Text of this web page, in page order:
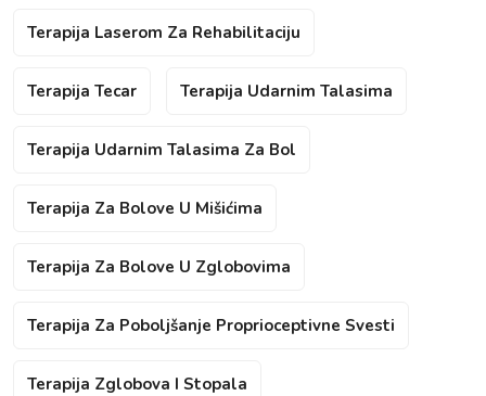
Terapija Laserom Za Rehabilitaciju
Terapija Tecar Terapija Udarnim Talasima
Terapija Udarnim Talasima Za Bol
Terapija Za Bolove U Mišićima
Terapija Za Bolove U Zglobovima
Terapija Za Poboljšanje Proprioceptivne Svesti
Terapija Zglobova I Stopala